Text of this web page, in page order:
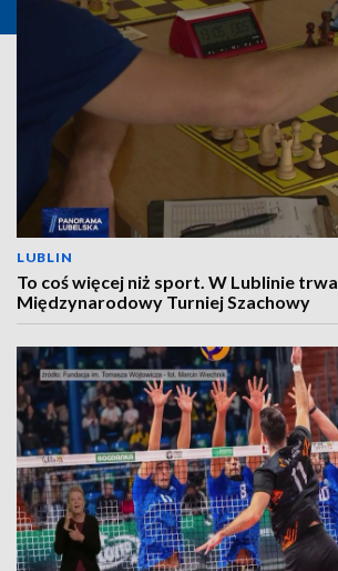
LUBLIN
To coś więcej niż sport. W Lublinie trwa
Międzynarodowy Turniej Szachowy